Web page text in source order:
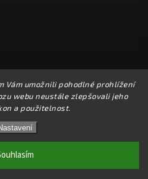
Vám umožnili pohodlné prohlížení
webu neustále zlepšovali jeho
a použitelnost.
zavřeno z důvodu
v provozu, objednávky
17.8.2026. Děkujeme za
cookies